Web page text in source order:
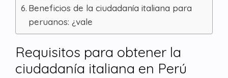
Beneficios de la ciudadanía italiana para
peruanos: ¿vale
Requisitos para obtener la
ciudadanía italiana en Perú